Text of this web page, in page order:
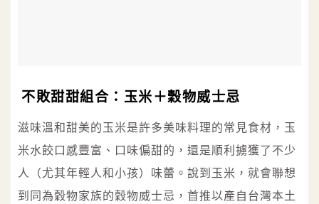
不敗甜甜組合：玉米＋穀物威士忌
滋味溫和甜美的玉米是許多美味料理的常見食材，玉
米水餃口感豐富、口味偏甜的，還是順利擄獲了不少
人（尤其年輕人和小孩）味蕾。說到玉米，就會聯想
到同為穀物家族的穀物威士忌，首推以產自台灣本土